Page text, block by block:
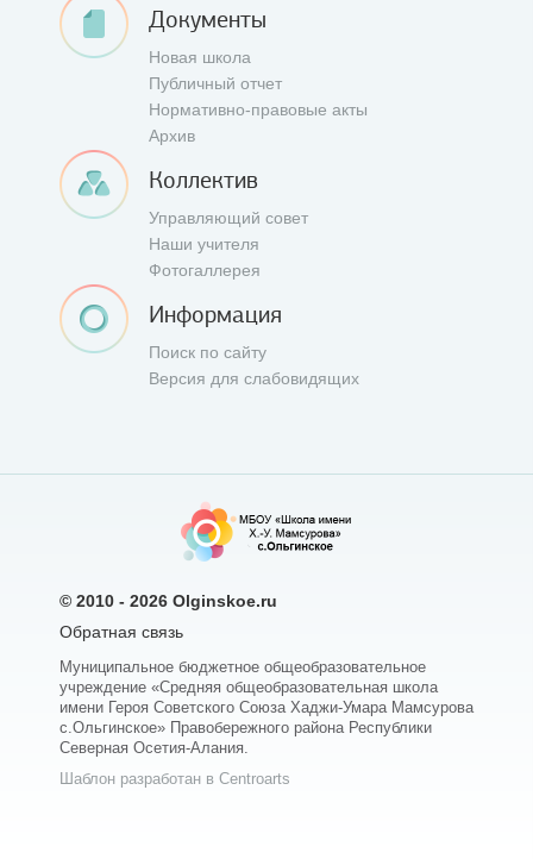
Документы
Новая школа
Публичный отчет
Нормативно-правовые акты
Архив
Коллектив
Управляющий совет
Наши учителя
Фотогаллерея
Информация
Поиск по сайту
Версия для слабовидящих
© 2010 - 2026 Olginskoe.ru
Обратная связь
Муниципальное бюджетное общеобразовательное
учреждение «Средняя общеобразовательная школа
имени Героя Советского Союза Хаджи-Умара Мамсурова
с.Ольгинское» Правобережного района Республики
Северная Осетия-Алания.
Шаблон разработан в Centroarts